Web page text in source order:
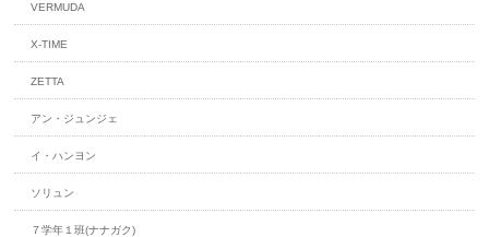
VERMUDA
X-TIME
ZETTA
アン・ジュンジェ
イ・ハンヨン
ソリュン
７学年１班(ナナガク)